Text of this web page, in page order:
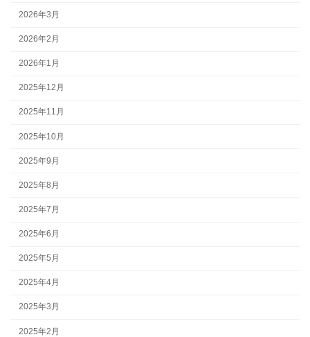
2026年3月
2026年2月
2026年1月
2025年12月
2025年11月
2025年10月
2025年9月
2025年8月
2025年7月
2025年6月
2025年5月
2025年4月
2025年3月
2025年2月